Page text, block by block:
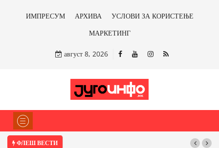
ИМПРЕСУМ АРХИВА
УСЛОВИ ЗА КОРИСТЕЊЕ
МАРКЕТИНГ
август 8, 2026
ФЛЕШ ВЕСТИ